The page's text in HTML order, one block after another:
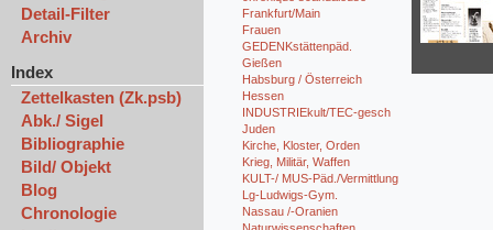
Detail-Filter
Archiv
Index
Zettelkasten (Zk.psb)
Abk./ Sigel
Bibliographie
Bild/ Objekt
Blog
Chronologie
Frankfurt/Main
Frauen
GEDENKstättenpäd.
Gießen
Habsburg / Österreich
Hessen
INDUSTRIEkult/TEC-gesch
Juden
Kirche, Kloster, Orden
Krieg, Militär, Waffen
KULT-/ MUS-Päd./Vermittlung
Lg-Ludwigs-Gym.
Nassau /-Oranien